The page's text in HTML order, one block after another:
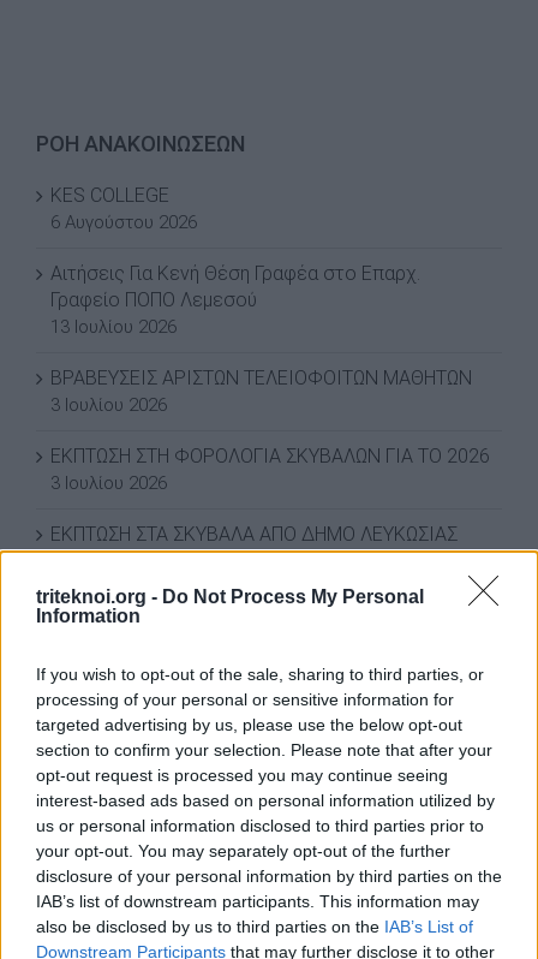
triteknoi.org - Do Not Process My Personal
Information
If you wish to opt-out of the sale, sharing to third parties, or
processing of your personal or sensitive information for
targeted advertising by us, please use the below opt-out
section to confirm your selection. Please note that after your
opt-out request is processed you may continue seeing
interest-based ads based on personal information utilized by
us or personal information disclosed to third parties prior to
your opt-out. You may separately opt-out of the further
disclosure of your personal information by third parties on the
IAB’s list of downstream participants. This information may
also be disclosed by us to third parties on the IAB’s List of
Downstream Participants that may further disclose it to other
ΡΟΗ ΑΝΑΚΟΙΝΩΣΕΩΝ
KES COLLEGE
6 Αυγούστου 2026
Αιτήσεις Για Κενή Θέση Γραφέα στο Επαρχ.
Γραφείο ΠΟΠΟ Λεμεσού
13 Ιουλίου 2026
ΒΡΑΒΕΥΣΕΙΣ ΑΡΙΣΤΩΝ ΤΕΛΕΙΟΦΟΙΤΩΝ ΜΑΘΗΤΩΝ
3 Ιουλίου 2026
ΕΚΠΤΩΣΗ ΣΤΗ ΦΟΡΟΛΟΓΙΑ ΣΚΥΒΑΛΩΝ ΓΙΑ ΤΟ 2026
3 Ιουλίου 2026
ΕΚΠΤΩΣΗ ΣΤΑ ΣΚΥΒΑΛΑ ΑΠΟ ΔΗΜΟ ΛΕΥΚΩΣΙΑΣ
Water World Ayia Napa Cyprus ΕΚΠΤΩΣΗ ΓΙΑ 2026
ΕΚΠΤΩΣΗ ΑΠΟ ΚΟΙΝΟΤΙΚΟ ΣΥΜΒΟΥΛΙΟ ΜΑΡΩΝΙΟΥ
3 Ιουνίου 2026
ΟΙ ΕΚΔΗΛΩΣΕΙΣ ΜΑΣ